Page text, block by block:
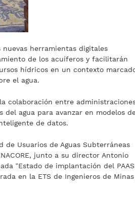
herramientas digitales
de los acuíferos y facilitarán
hídricos en un contexto
el agua.
colaboración entre
del agua para avanzar en modelos
de datos.
de Usuarios de Aguas Subterráneas
junto a su director Antonio
“Estado de implantación del
en la ETS de Ingenieros de